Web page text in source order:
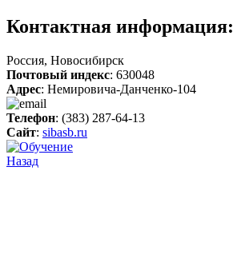
Контактная информация:
Россия, Новосибирск
Почтовый индекс: 630048
Адрес: Немировича-Данченко-104
Телефон: (383) 287-64-13
Сайт: sibasb.ru
Назад